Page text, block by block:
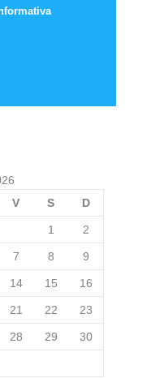
V S D
1 2
7 8 9
14 15 16
21 22 23
28 29 30